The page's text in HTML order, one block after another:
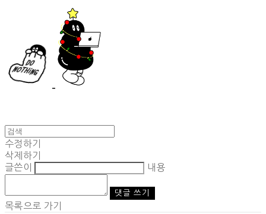
수정하기
삭제하기
글쓴이
내용
댓글 쓰기
목록으로 가기